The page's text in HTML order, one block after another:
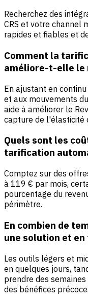
Recherchez des
CRS et votre channel
rapides et fiables et
Comment la
améliore-t-elle le
En ajustant en
et aux mouvements
aide à améliorer le
capture de l'élasticité
Quels sont les
tarification
Comptez sur des
à 119 € par mois,
pourcentage du
périmètre.
En combien de
une solution et
Les outils légers et
en quelques jours,
prendre des
des bénéfices